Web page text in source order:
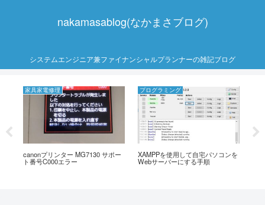
nakamasablog(なかまさブログ)
システムエンジニア兼ファイナンシャルプランナーの雑記ブログ
家具家電修理
canonプリンター MG7130 サポー
ト番号C000エラー
プログラミング
XAMPPを使用して自宅パソコンを
Webサーバーにする手順